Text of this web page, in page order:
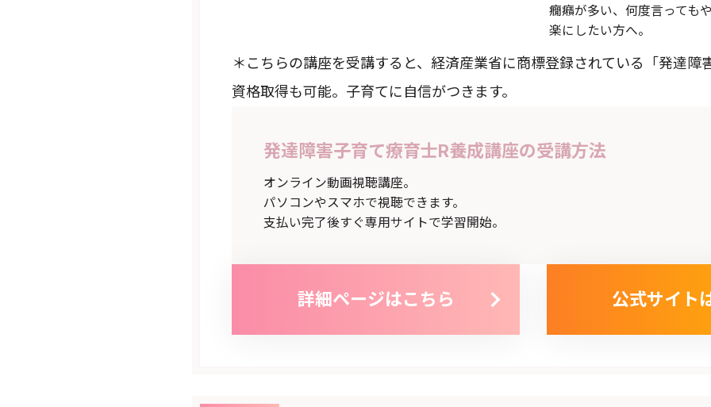
癇癪が多い、何度言っても
楽にしたい方へ。
＊こちらの講座を受講すると、経済産業省に商標登録されている「発達障
資格取得も可能。子育てに自信がつきます。
発達障害子育て療育士R養成講座の受講方法
オンライン動画視聴講座。
パソコンやスマホで視聴できます。
支払い完了後すぐ専用サイトで学習開始。
詳細ページはこちら 公式サイト